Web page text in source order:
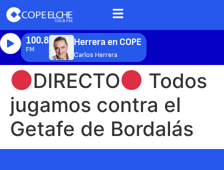
100.8
FM
Herrera en COPE
Carlos Herrera
DIRECTO
Todos
jugamos contra el
Getafe de Bordalás